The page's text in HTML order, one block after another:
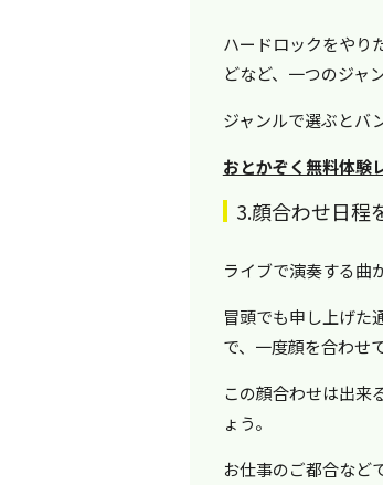
ハードロックをやり
どなど、一つのジャ
ジャンルで選ぶとバ
おとかぞく無料体験
3.顔合わせ日程
ライブで演奏する曲
冒頭でも申し上げた
で、一度顔を合わせ
この顔合わせは出来
ょう。
お仕事のご都合など